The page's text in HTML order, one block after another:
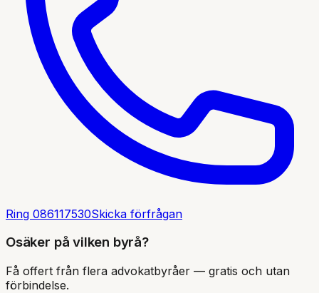
Ring 086117530Skicka förfrågan
Osäker på vilken byrå?
Få offert från flera advokatbyråer — gratis och utan
förbindelse.